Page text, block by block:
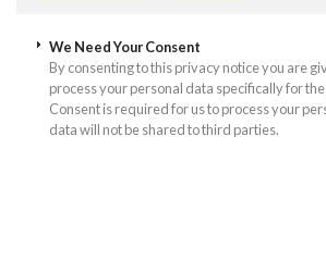
We Need Your Consent
By consenting to this privacy notice you are
process your personal data specifically for
Consent is required for us to process your
data will not be shared to third parties.